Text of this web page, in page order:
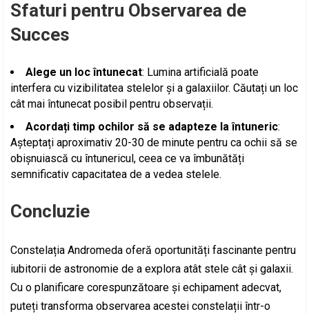
Sfaturi pentru Observarea de
Succes
Alege un loc întunecat: Lumina artificială poate
interfera cu vizibilitatea stelelor și a galaxiilor. Căutați un loc
cât mai întunecat posibil pentru observații.
Acordați timp ochilor să se adapteze la întuneric:
Așteptați aproximativ 20-30 de minute pentru ca ochii să se
obișnuiască cu întunericul, ceea ce va îmbunătăți
semnificativ capacitatea de a vedea stelele.
Concluzie
Constelația Andromeda oferă oportunități fascinante pentru
iubitorii de astronomie de a explora atât stele cât și galaxii.
Cu o planificare corespunzătoare și echipament adecvat,
puteți transforma observarea acestei constelații într-o